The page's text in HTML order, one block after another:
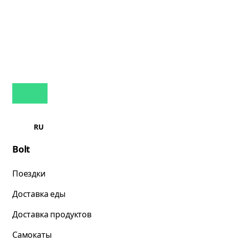
RU
Bolt
Поездки
Доставка еды
Доставка продуктов
Самокаты